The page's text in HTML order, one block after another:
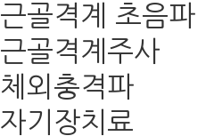
근골격계 초음파
근골격계주사
체외충격파
자기장치료